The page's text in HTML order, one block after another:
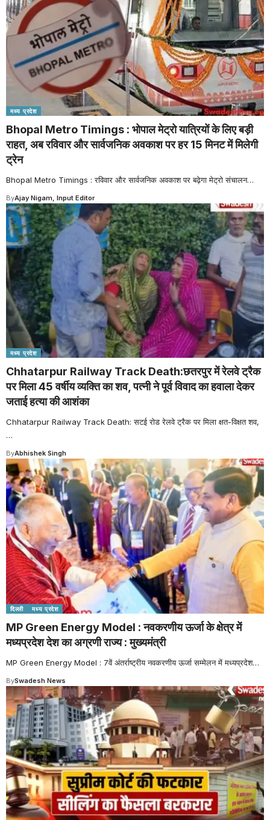
मध्य प्रदेश
Bhopal Metro Timings : भोपाल मेट्रो यात्रियों के लिए बड़ी
राहत, अब रविवार और सार्वजनिक अवकाश पर हर 15 मिनट में मिलेगी
ट्रेन
Bhopal Metro Timings : रविवार और सार्वजनिक अवकाश पर बढ़ेगा मेट्रो संचालन…
ByAjay Nigam, Input Editor
मध्य प्रदेश
Chhatarpur Railway Track Death:छतरपुर में रेलवे ट्रैक
पर मिला 45 वर्षीय व्यक्ति का शव, पत्नी ने पूर्व विवाद का हवाला देकर
जताई हत्या की आशंका
Chhatarpur Railway Track Death: सटई रोड रेलवे ट्रैक पर मिला क्षत-विक्षत शव,
…
ByAbhishek Singh
दिल्ली मध्य प्रदेश
MP Green Energy Model : नवकरणीय ऊर्जा के क्षेत्र में
मध्यप्रदेश देश का अग्रणी राज्य : मुख्यमंत्री
MP Green Energy Model : 7वें अंतर्राष्ट्रीय नवकरणीय ऊर्जा सम्मेलन में मध्यप्रदेश…
BySwadesh News